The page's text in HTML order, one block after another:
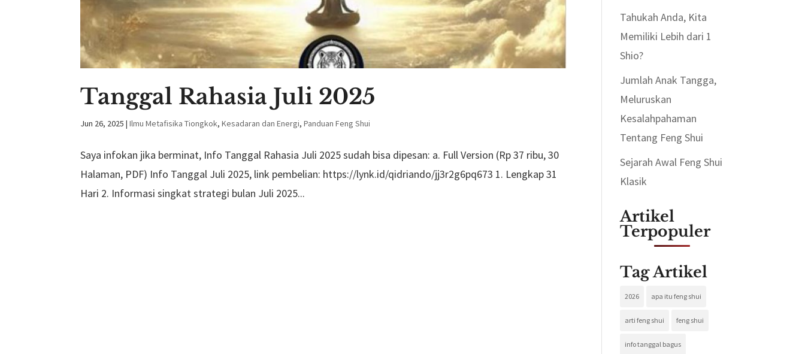
Tanggal Rahasia Juli 2025
Jun 26, 2025 |Ilmu Metafisika Tiongkok,Kesadaran dan Energi,Panduan Feng Shui
Saya infokan jika berminat, Info Tanggal Rahasia Juli 2025 sudah bisa dipesan: a. Full Version (Rp 37 ribu, 30
Halaman, PDF) Info Tanggal Juli 2025, link pembelian: https://lynk.id/qidriando/jj3r2g6pq673 1. Lengkap 31
Hari 2. Informasi singkat strategi bulan Juli 2025...
Tahukah Anda, Kita
Memiliki Lebih dari 1
Shio?
Jumlah Anak Tangga,
Meluruskan
Kesalahpahaman
Tentang Feng Shui
Sejarah Awal Feng Shui
Klasik
Artikel
Terpopuler
Tag Artikel
2026 apa itu feng shui
arti feng shui feng shui
info tanggal bagus